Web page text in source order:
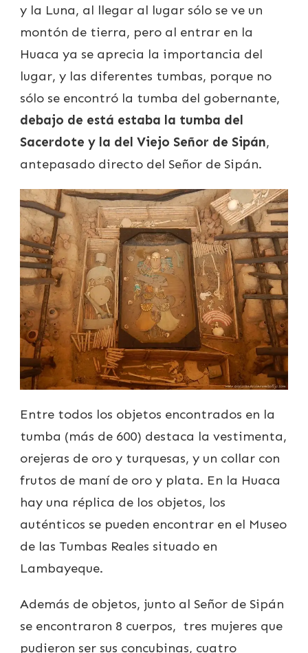
y la Luna, al llegar al lugar sólo se ve un
montón de tierra, pero al entrar en la
Huaca ya se aprecia la importancia del
lugar, y las diferentes tumbas, porque no
sólo se encontró la tumba del gobernante,
debajo de está estaba la tumba del
Sacerdote y la del Viejo Señor de Sipán,
antepasado directo del Señor de Sipán.
Entre todos los objetos encontrados en la
tumba (más de 600) destaca la vestimenta,
orejeras de oro y turquesas, y un collar con
frutos de maní de oro y plata. En la Huaca
hay una réplica de los objetos, los
auténticos se pueden encontrar en el Museo
de las Tumbas Reales situado en
Lambayeque.
Además de objetos, junto al Señor de Sipán
se encontraron 8 cuerpos, tres mujeres que
pudieron ser sus concubinas, cuatro